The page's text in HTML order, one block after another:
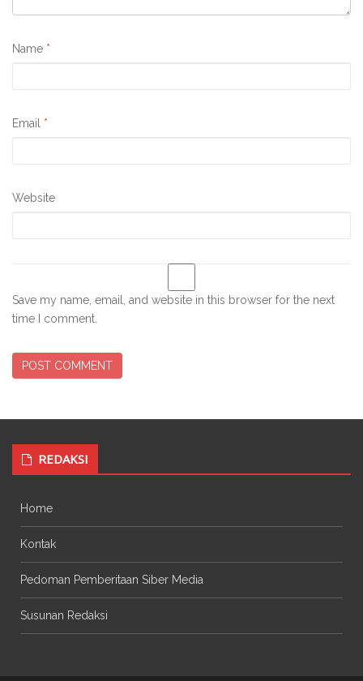
Name *
Email *
Website
Save my name, email, and website in this browser for the next
time I comment.
REDAKSI
Home
Kontak
Pedoman Pemberitaan Siber Media
Susunan Redaksi